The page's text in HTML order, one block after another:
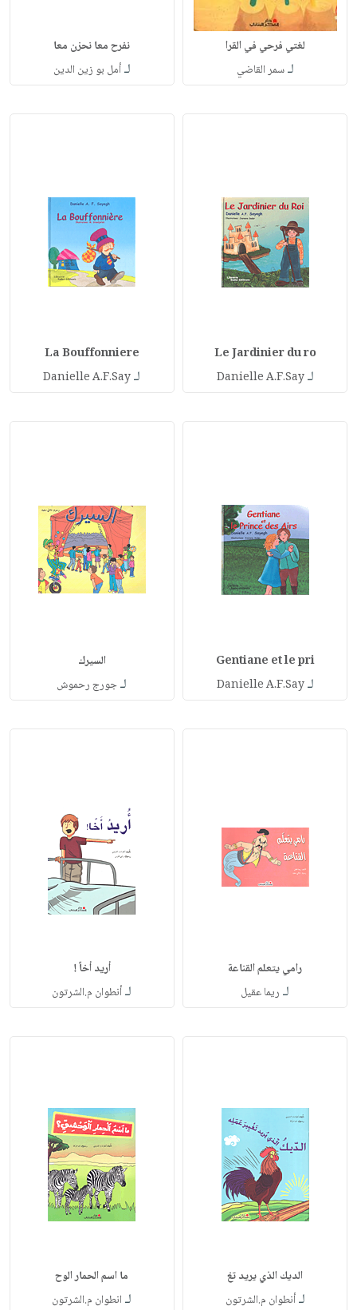
لغتي فرحي في القرا
لـسمر القاضي
نفرح معا نحزن معا
لـأمل بو زين الدين
Le Jardinier du ro
لـDanielle A.F.Say
La Bouffonniere
لـDanielle A.F.Say
Gentiane et le pri
لـDanielle A.F.Say
السيرك
لـجورج رحموش
رامي يتعلم القناعة
لـ ريما عقيل
أريد أخاً !
لـأنطوان م.الشرتون
الديك الذي يريد تغ
لـأنطوان م.الشرتون
ما اسم الحمار الوح
لـ انطوان م.الشرتون